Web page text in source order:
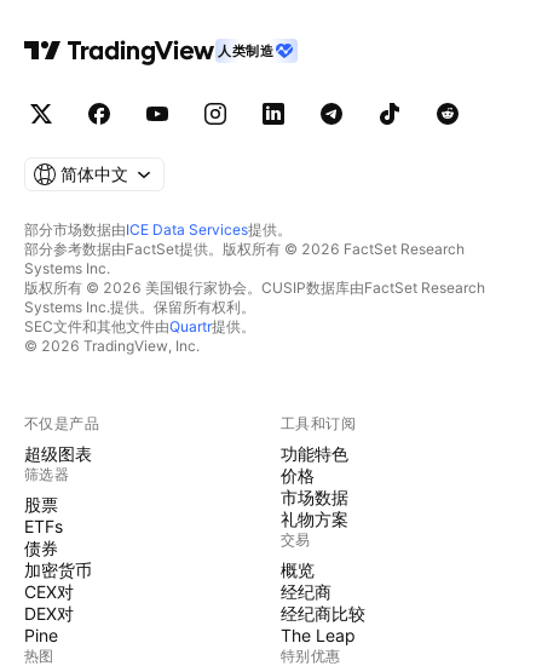
人类制造
简体中文
部分市场数据由ICE Data Services提供。
部分参考数据由FactSet提供。版权所有 © 2026 FactSet Research
Systems Inc.
版权所有 © 2026 美国银行家协会。CUSIP数据库由FactSet Research
Systems Inc.提供。保留所有权利。
SEC文件和其他文件由Quartr提供。
© 2026 TradingView, Inc.
不仅是产品
超级图表
筛选器
股票
ETFs
债券
加密货币
CEX对
DEX对
Pine
热图
工具和订阅
功能特色
价格
市场数据
礼物方案
交易
概览
经纪商
经纪商比较
The Leap
特别优惠